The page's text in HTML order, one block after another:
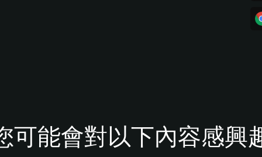
可能會對以下內容感興